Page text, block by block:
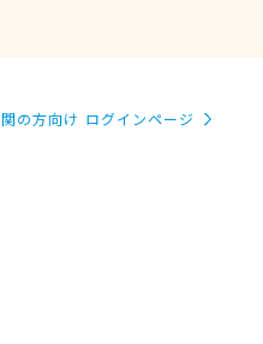
の方向け ログインページ